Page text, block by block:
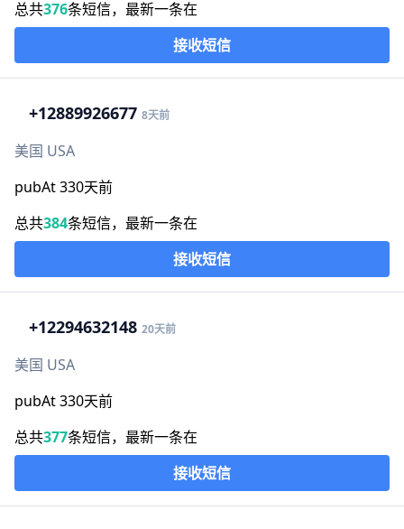
总共376条短信，最新一条在
接收短信
+12889926677 8天前
美国 USA
pubAt 330天前
总共384条短信，最新一条在
接收短信
+12294632148 20天前
美国 USA
pubAt 330天前
总共377条短信，最新一条在
接收短信